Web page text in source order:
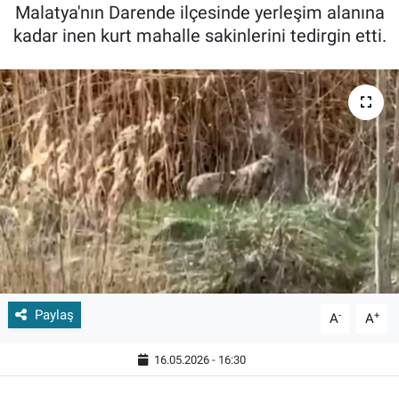
Malatya'nın Darende ilçesinde yerleşim alanına
kadar inen kurt mahalle sakinlerini tedirgin etti.
Paylaş A- A+
16.05.2026 - 16:30